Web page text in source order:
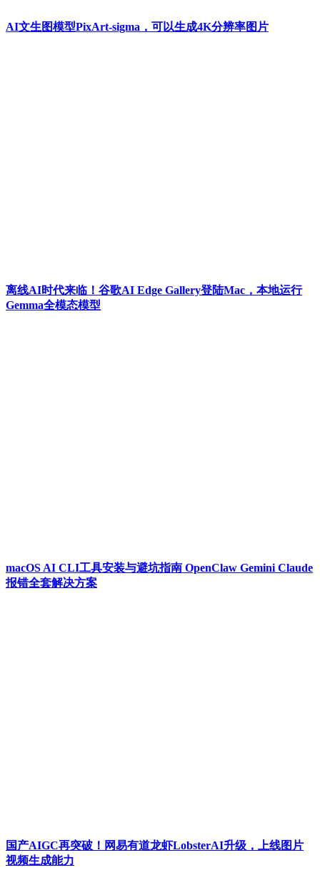
AI文生图模型PixArt-sigma，可以生成4K分辨率图片
离线AI时代来临！谷歌AI Edge Gallery登陆Mac，本地运行
Gemma全模态模型
macOS AI CLI工具安装与避坑指南 OpenClaw Gemini Claude
报错全套解决方案
国产AIGC再突破！网易有道龙虾LobsterAI升级，上线图片
视频生成能力